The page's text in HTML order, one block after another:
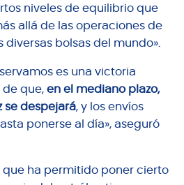
niveles de equilibrio que
allá de las operaciones de
diversas bolsas del mundo».
es una victoria
que,en el mediano plazo,
se despejará, y los envíos
ponerse al día», aseguró
que ha permitido poner cierto